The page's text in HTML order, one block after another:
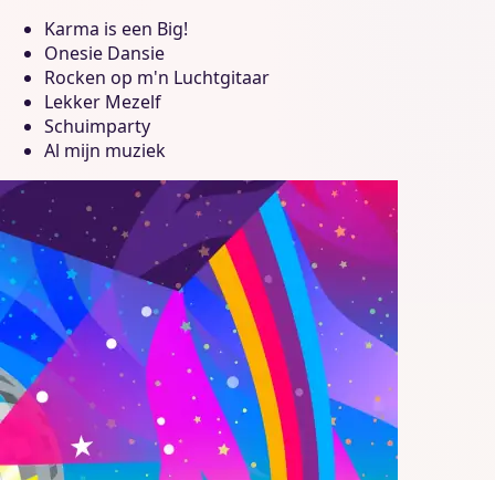
Karma is een Big!
Onesie Dansie
Rocken op m'n Luchtgitaar
Lekker Mezelf
Schuimparty
Al mijn muziek